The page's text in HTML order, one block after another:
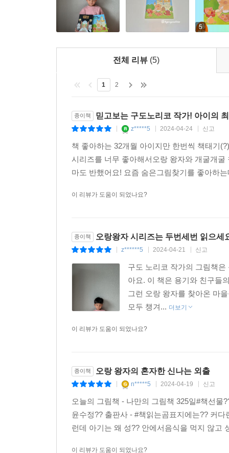
5
전체 리뷰 (5)
1 2
종이책 믿고보는 구도노리코 작가! 아이의
z*****5 2024-04-24 신고
책 좋아하는 32개월 아이지만 한번씩 책태기
시리즈를 너무 좋아해서오랑 왕자와 개굴개
마도 반했어요! 요즘 숨은그림찾기를 좋아하
이 리뷰가 도움이 되었나요?
종이책 오랑왕자 시리즈는 두번세번 읽으세
z******5 2024-04-21 신고
구도 노리코 작가의 그림책
아요. 이 책은 용기와 친구들
그런 오랑 왕자를 찾아온 마
모두 챙겨... 더보기
이 리뷰가 도움이 되었나요?
종이책 오랑 왕자의 혼자한 신나는 외출
n*****5 2024-04-19 신고
오늘의 그림책 - 나만의 그림책 325일#책선물
윤수정?? 출판사 - #책읽는곰표지에는?? 커
런데 아기는 왜 성?? 안에서음식을 먹지 않고
이 리뷰가 도움이 되었나요?